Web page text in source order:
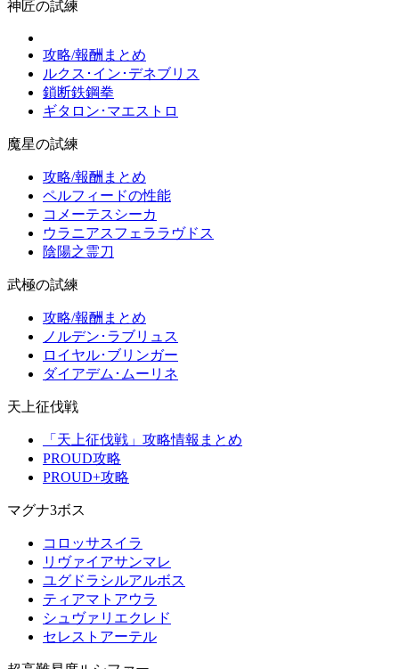
神匠の試練
攻略/報酬まとめ
ルクス･イン･デネブリス
鎖断鉄鋼拳
ギタロン･マエストロ
魔星の試練
攻略/報酬まとめ
ペルフィードの性能
コメーテスシーカ
ウラニアスフェララヴドス
陰陽之霊刀
武極の試練
攻略/報酬まとめ
ノルデン･ラブリュス
ロイヤル･ブリンガー
ダイアデム･ムーリネ
天上征伐戦
「天上征伐戦」攻略情報まとめ
PROUD攻略
PROUD+攻略
マグナ3ボス
コロッサスイラ
リヴァイアサンマレ
ユグドラシルアルボス
ティアマトアウラ
シュヴァリエクレド
セレストアーテル